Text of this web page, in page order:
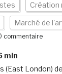
Création
Marché de
commentaire
min
(East London)